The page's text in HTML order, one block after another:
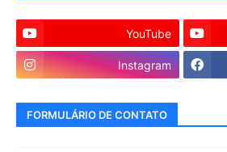
YouTube
Instagram
FORMULÁRIO DE CONTATO